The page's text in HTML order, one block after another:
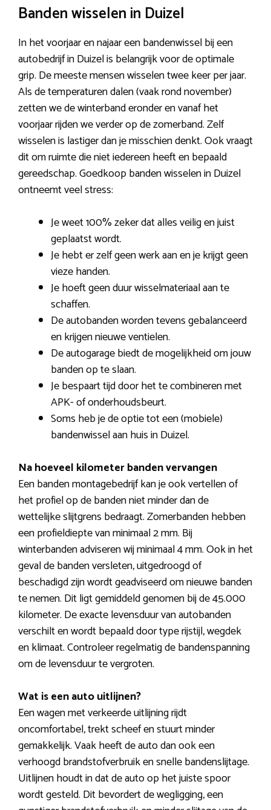
Banden wisselen in Duizel
In het voorjaar en najaar een bandenwissel bij een
autobedrijf in Duizel is belangrijk voor de optimale
grip. De meeste mensen wisselen twee keer per jaar.
Als de temperaturen dalen (vaak rond november)
zetten we de winterband eronder en vanaf het
voorjaar rijden we verder op de zomerband. Zelf
wisselen is lastiger dan je misschien denkt. Ook vraagt
dit om ruimte die niet iedereen heeft en bepaald
gereedschap. Goedkoop banden wisselen in Duizel
ontneemt veel stress:
Je weet 100% zeker dat alles veilig en juist
geplaatst wordt.
Je hebt er zelf geen werk aan en je krijgt geen
vieze handen.
Je hoeft geen duur wisselmateriaal aan te
schaffen.
De autobanden worden tevens gebalanceerd
en krijgen nieuwe ventielen.
De autogarage biedt de mogelijkheid om jouw
banden op te slaan.
Je bespaart tijd door het te combineren met
APK- of onderhoudsbeurt.
Soms heb je de optie tot een (mobiele)
bandenwissel aan huis in Duizel.
Na hoeveel kilometer banden vervangen
Een banden montagebedrijf kan je ook vertellen of
het profiel op de banden niet minder dan de
wettelijke slijtgrens bedraagt. Zomerbanden hebben
een profieldiepte van minimaal 2 mm. Bij
winterbanden adviseren wij minimaal 4 mm. Ook in het
geval de banden versleten, uitgedroogd of
beschadigd zijn wordt geadviseerd om nieuwe banden
te nemen. Dit ligt gemiddeld genomen bij de 45.000
kilometer. De exacte levensduur van autobanden
verschilt en wordt bepaald door type rijstijl, wegdek
en klimaat. Controleer regelmatig de bandenspanning
om de levensduur te vergroten.
Wat is een auto uitlijnen?
Een wagen met verkeerde uitlijning rijdt
oncomfortabel, trekt scheef en stuurt minder
gemakkelijk. Vaak heeft de auto dan ook een
verhoogd brandstofverbruik en snelle bandenslijtage.
Uitlijnen houdt in dat de auto op het juiste spoor
wordt gesteld. Dit bevordert de wegligging, een